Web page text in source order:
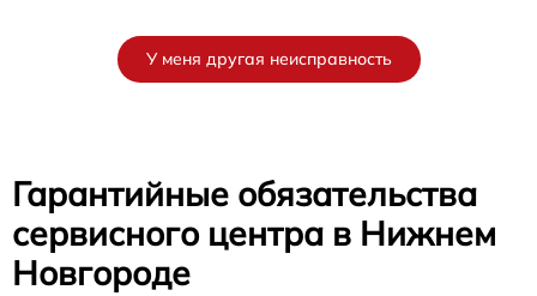
У меня другая неисправность
Гарантийные обязательства
сервисного центра в Нижнем
Новгороде